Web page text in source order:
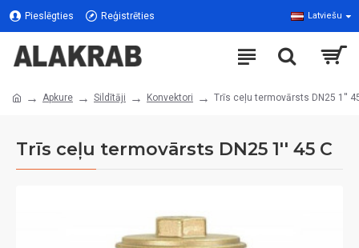
Pieslēgties Reģistrēties Latviešu
Apkure Sildītāji Konvektori Trīs ceļu termovārsts DN25 1''
Trīs ceļu termovārsts DN25 1'' 45 C